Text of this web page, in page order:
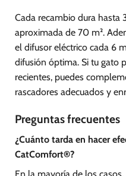
Cada recambio dura hasta
aproximada de 70 m².
el difusor eléctrico cada 6
difusión óptima. Si tu gato
recientes, puedes
rascadores adecuados y
Preguntas frecuentes
¿Cuánto tarda en hacer
CatComfort®?